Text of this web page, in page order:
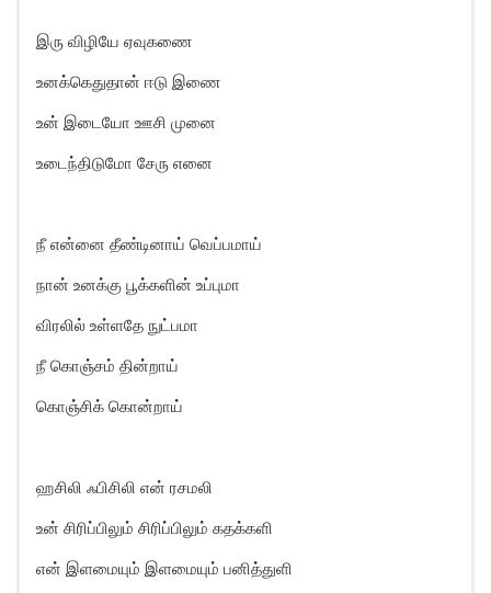
இரு விழியே ஏவுகணை
உனக்கெதுதான் ஈடு இணை
உன் இடையோ ஊசி முனை
உடைந்திடுமோ சேரு எனை
நீ என்னை தீண்டினாய் வெப்பமாய்
நான் உனக்கு பூக்களின் உப்புமா
விரலில் உள்ளதே நுட்பமா
நீ கொஞ்சம் தின்றாய்
கொஞ்சிக் கொன்றாய்
ஹசிலி ஃபிசிலி என் ரசமலி
உன் சிரிப்பிலும் சிரிப்பிலும் கதக்களி
என் இளமையும் இளமையும் பனித்துளி